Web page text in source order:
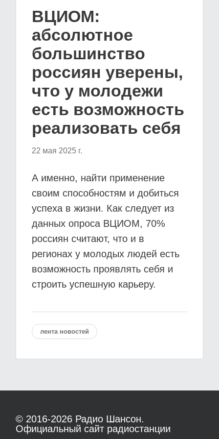
ВЦИОМ:
абсолютное
большинство
россиян уверены,
что у молодежи
есть возможность
реализовать себя
22 мая 2025 г.
А именно, найти применение
своим способностям и добиться
успеха в жизни. Как следует из
данных опроса ВЦИОМ, 70%
россиян считают, что и в
регионах у молодых людей есть
возможность проявлять себя и
строить успешную карьеру.
лента новостей
© 2016-2026 Радио Шансон.
Официальный сайт радиостанции